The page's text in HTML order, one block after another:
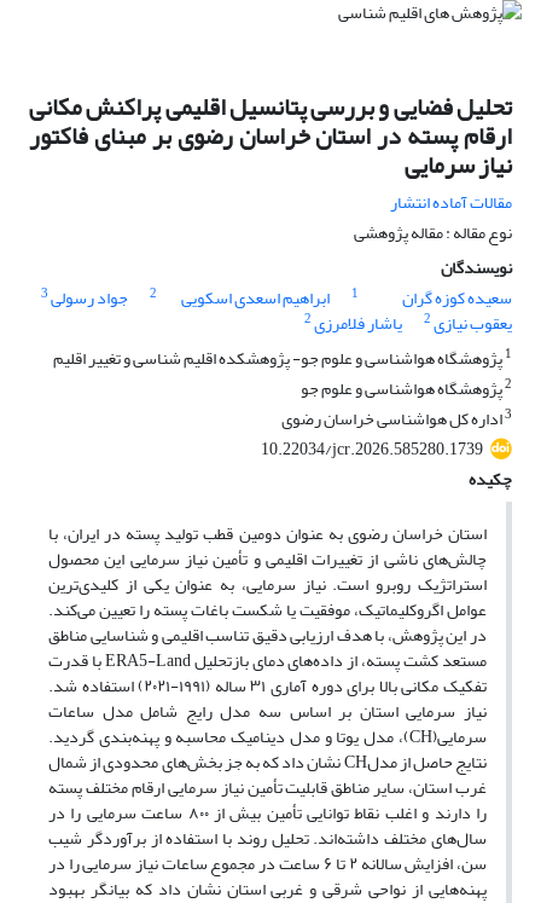
تحلیل فضایی و بررسی پتانسیل اقلیمی پراکنش مکانی
ارقام پسته در استان خراسان رضوی بر مبنای فاکتور
نیاز سرمایی
مقالات آماده انتشار
نوع مقاله : مقاله پژوهشی
نویسندگان
سعیده کوزه گران
1 ابراهیم اسعدی اسکویی 2 جواد رسولی3
یعقوب نیازی2 یاشار فلامرزی2
1پژوهشگاه هواشناسی و علوم جو- پژوهشکده اقلیم شناسی و تغییر اقلیم
2پژوهشگاه هواشناسی و علوم جو
3اداره کل هواشناسی خراسان رضوی
10.22034/jcr.2026.585280.1739
چکیده
استان خراسان رضوی به عنوان دومین قطب تولید پسته در ایران، با
چالش‌های ناشی از تغییرات اقلیمی و تأمین نیاز سرمایی این محصول
استراتژیک روبرو است. نیاز سرمایی، به عنوان یکی از کلیدی‌ترین
عوامل اگروکلیماتیک، موفقیت یا شکست باغات پسته را تعیین می‌کند.
در این پژوهش، با هدف ارزیابی دقیق تناسب اقلیمی و شناسایی مناطق
مستعد کشت پسته، از داده‌های دمای بازتحلیل ERA5-Land با قدرت
تفکیک مکانی بالا برای دوره آماری ۳۱ ساله (۱۹۹۱-۲۰۲۱) استفاده شد.
نیاز سرمایی استان بر اساس سه مدل رایج شامل مدل ساعات
سرمایی(CH)، مدل یوتا و مدل دینامیک محاسبه و پهنه‌بندی گردید.
نتایج حاصل از مدلCH نشان داد که به جز بخش‌های محدودی از شمال
غرب استان، سایر مناطق قابلیت تأمین نیاز سرمایی ارقام مختلف پسته
را دارند و اغلب نقاط توانایی تأمین بیش از ۸۰۰ ساعت سرمایی را در
سال‌های مختلف داشته‌اند. تحلیل روند با استفاده از برآوردگر شیب
سن، افزایش سالانه ۲ تا ۶ ساعت در مجموع ساعات نیاز سرمایی را در
پهنه‌هایی از نواحی شرقی و غربی استان نشان داد که بیانگر بهبود